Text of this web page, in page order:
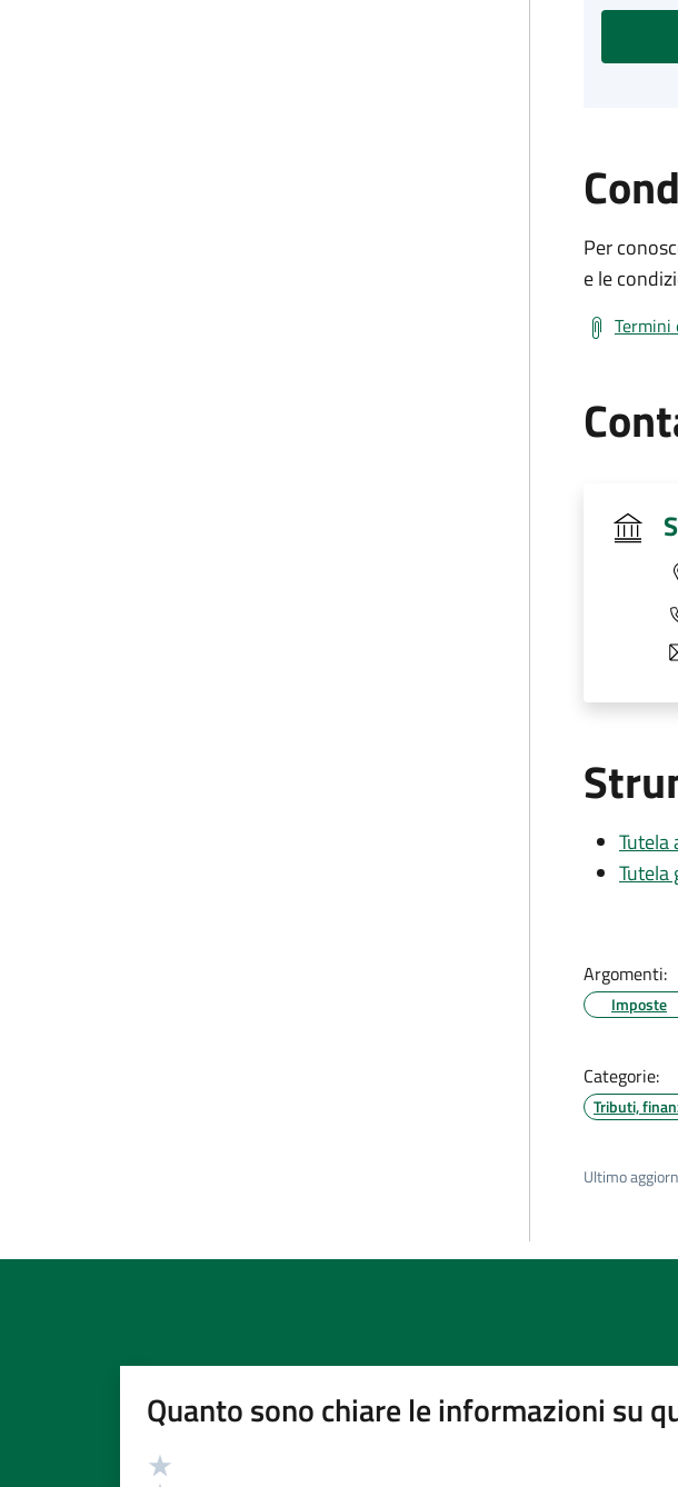
Per
e le
Termini
Tutela
Argomenti:
Imposte
Categorie:
Tributi,
Ultimo
Quanto sono chiare le informazioni su
Valutazione